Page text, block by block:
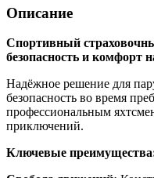
Описание
Спортивный
безопасность и комфорт
Надёжное решение для
безопасность во время
профессиональным
приключений.
Ключевые